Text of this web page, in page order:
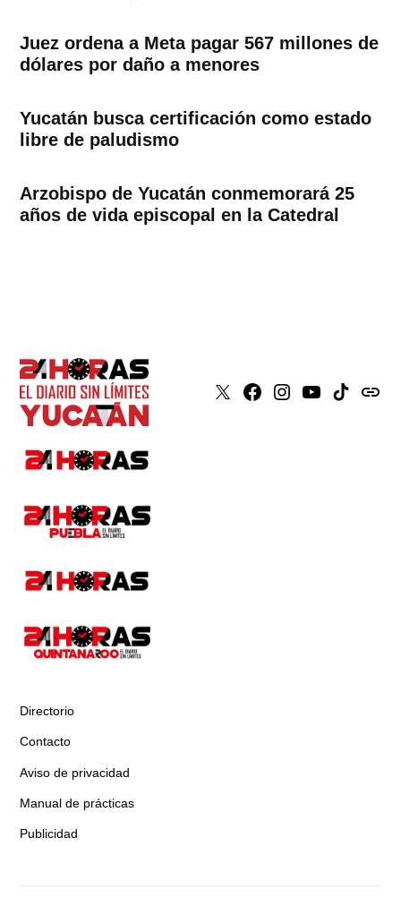
Juez ordena a Meta pagar 567 millones de
dólares por daño a menores
Yucatán busca certificación como estado
libre de paludismo
Arzobispo de Yucatán conmemorará 25
años de vida episcopal en la Catedral
X Faceboook
Instagram
YoutubeTiktokissuu
Directorio
Contacto
Aviso de privacidad
Manual de prácticas
Publicidad